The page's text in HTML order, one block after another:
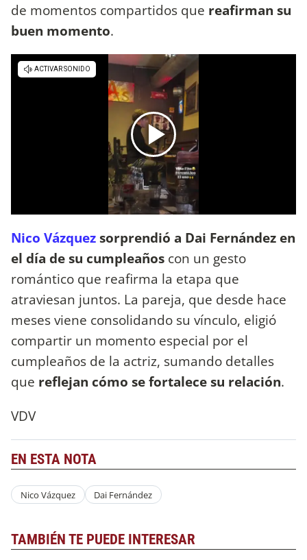
de momentos compartidos que reafirman su
buen momento.
Nico Vázquezsorprendió a Dai Fernández en
el día de su cumpleaños con un gesto
romántico que reafirma la etapa que
atraviesan juntos. La pareja, que desde hace
meses viene consolidando su vínculo, eligió
compartir un momento especial por el
cumpleaños de la actriz, sumando detalles
que reflejan cómo se fortalece su relación.
VDV
EN ESTA NOTA
Nico Vázquez Dai Fernández
TAMBIÉN TE PUEDE INTERESAR